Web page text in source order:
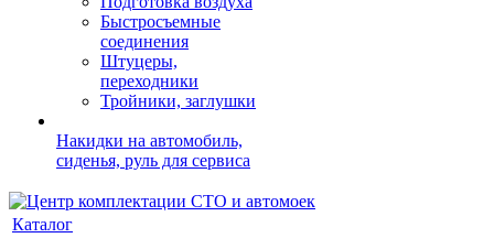
Быстросъемные
соединения
Штуцеры,
переходники
Тройники, заглушки
Накидки на автомобиль,
сиденья, руль для сервиса
Каталог